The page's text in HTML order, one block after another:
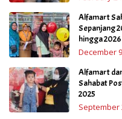
Alfamart
Sepanjang
hingga 2026
December
Alfamart
Sahabat
2025
September